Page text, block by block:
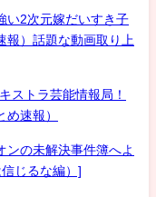
い2次元嫁だいすき子
報）話題な動画取り上
ストラ芸能情報局！
め速報）
ンの未解決事件簿へよ
じるな編）]